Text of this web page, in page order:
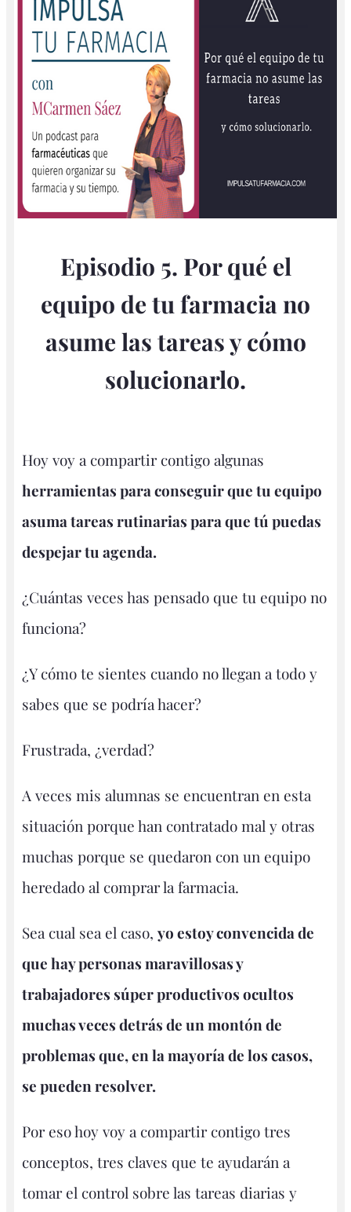
Episodio 5. Por qué el
equipo de tu farmacia no
asume las tareas y cómo
solucionarlo.
Hoy voy a compartir contigo algunas
herramientas para conseguir que tu equipo
asuma tareas rutinarias para que tú puedas
despejar tu agenda.
¿Cuántas veces has pensado que tu equipo no
funciona?
¿Y cómo te sientes cuando no llegan a todo y
sabes que se podría hacer?
Frustrada, ¿verdad?
A veces mis alumnas se encuentran en esta
situación porque han contratado mal y otras
muchas porque se quedaron con un equipo
heredado al comprar la farmacia.
Sea cual sea el caso,yo estoy convencida de
que hay personas maravillosas y
trabajadores súper productivos ocultos
muchas veces detrás de un montón de
problemas que, en la mayoría de los casos,
se pueden resolver.
Por eso hoy voy a compartir contigo tres
conceptos, tres claves que te ayudarán a
tomar el control sobre las tareas diarias y